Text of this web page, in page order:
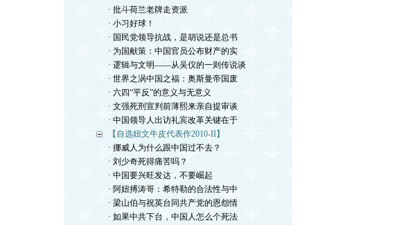
· 批斗荷兰老牌走资派
· 小习好球！
· 国民党领导抗战，是胡说还是总书
· 为国献策：中国官员公布财产的实
· 逻辑与文明——从吴仪的一则传说谈
· 世界之涡中国之福：奥斯曼帝国废
· 六四“平反”的意义与无意义
· 文强死刑宣判前薄熙来亲自提审谈
· 中国领导人出访礼宾改革关键在于
【自选妞文牛皮代表作2010-II】
· 挪威人为什么跟中国过不去？
· 刘少奇死得痛苦吗？
· 中国要兴旺发达，不要崛起
· 阿妞搏涛哥：希特勒的合法性与中
· 梁山伯与祝英台同共产党的恩怨情
· 如果中共下台，中国人怎么个死法